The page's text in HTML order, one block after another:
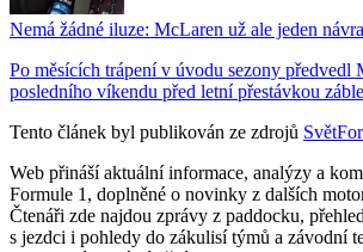
Nemá žádné iluze: McLaren už ale jeden
Po měsících trápení v úvodu sezony předvedl
posledního víkendu před letní přestávkou
Tento článek byl publikován ze zdrojů
Web přináší aktuální informace, analýzy a
Formule 1, doplněné o novinky z dalších
Čtenáři zde najdou zprávy z paddocku,
s jezdci i pohledy do zákulisí týmů a závodní